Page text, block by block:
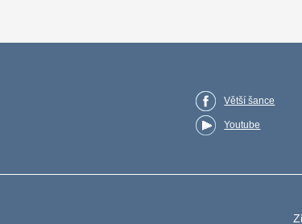
Větší šance
Youtube